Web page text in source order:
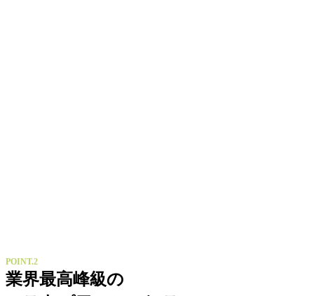
POINT.2
業界最高峰級の